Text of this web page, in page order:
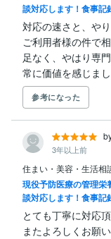
談対応します！食事記
対応の速さと、や
ご利用者様の件で
足なく、やはり専
常に価値を感じま
参考になった
3年以上前
住まい・美容・生活相
現役予防医療の管理栄
談対応します！食事記
とても丁寧に対応
またよろしくお願